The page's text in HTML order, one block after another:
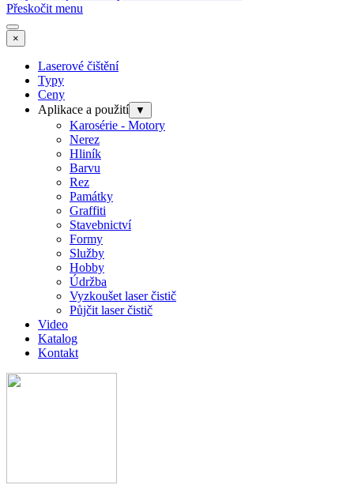
Přeskočit menu
×
Laserové čištění
Typy
Ceny
Aplikace a použití
▼
Karosérie - Motory
Nerez
Hliník
Barvu
Rez
Památky
Graffiti
Stavebnictví
Formy
Služby
Hobby
Údržba
Vyzkoušet laser čistič
Půjčit laser čistič
Video
Katalog
Kontakt